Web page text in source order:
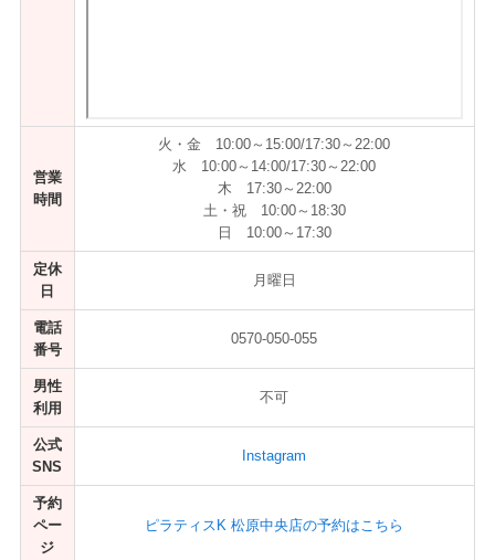
営業
時間
火・金 10:00～15:00/17:30～22:00
水 10:00～14:00/17:30～22:00
木 17:30～22:00
土・祝 10:00～18:30
日 10:00～17:30
定休
日
月曜日
電話
番号
0570-050-055
男性
利用
不可
公式
SNS
Instagram
予約
ペー
ジ
ピラティスK 松原中央店の予約はこちら